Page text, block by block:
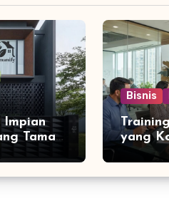
Impian
Taman
Bisnis
yang
Efektif